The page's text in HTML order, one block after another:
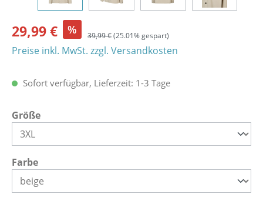
29,99 € % 39,99 €(25.01% gespart)
Preise inkl. MwSt. zzgl. Versandkosten
Sofort verfügbar, Lieferzeit: 1-3 Tage
Größeauswählen
Farbeauswählen